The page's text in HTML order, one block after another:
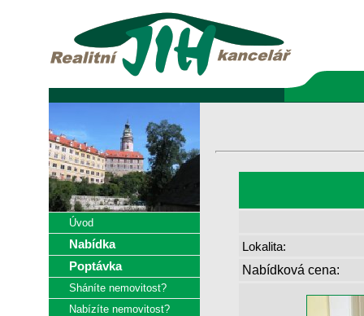
Úvod
Nabídka
Poptávka
Sháníte nemovitost?
Nabízíte nemovitost?
Lokalita:
Nabídková cena: